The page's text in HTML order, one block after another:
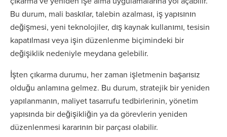
Bu durum, mali baskılar, talebin azalması, iş yapısının
değişmesi, yeni teknolojiler, dış kaynak kullanımı, tesisin
kapatılması veya işin düzenlenme biçimindeki bir
değişiklik nedeniyle meydana gelebilir.
İşten çıkarma durumu, her zaman işletmenin başarısız
olduğu anlamına gelmez. Bu durum, stratejik bir yeniden
yapılanmanın, maliyet tasarrufu tedbirlerinin, yönetim
yapısında bir değişikliğin ya da görevlerin yeniden
düzenlenmesi kararının bir parçası olabilir.